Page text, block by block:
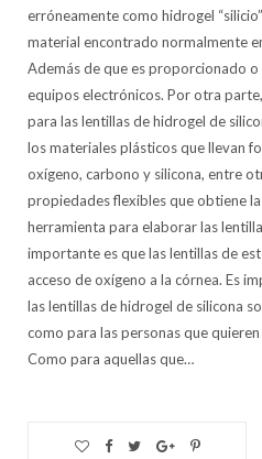
erróneamente como hidrogel
material encontrado normalmente
Además de que es proporcionado
equipos electrónicos. Por otra
para las lentillas de hidrogel de
los materiales plásticos que llevan
oxígeno, carbono y silicona, entre
propiedades flexibles que obtiene
herramienta para elaborar las
importante es que las lentillas de
acceso de oxígeno a la córnea. Es
las lentillas de hidrogel de silicona
como para las personas que
Como para aquellas que…